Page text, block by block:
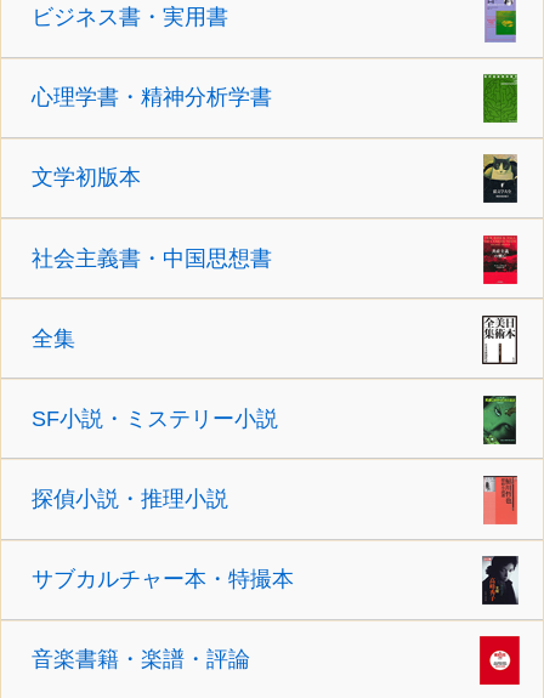
ビジネス書・実用書
心理学書・精神分析学書
文学初版本
社会主義書・中国思想書
全集
SF小説・ミステリー小説
探偵小説・推理小説
サブカルチャー本・特撮本
音楽書籍・楽譜・評論